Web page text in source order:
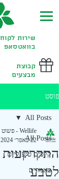
שירות
בוואטסאפ
קבוצת
מבצעים
פוסט
All Posts
קלפים טיפוליים
מאמרים
All Posts
התקרקעות
לטבע
Wellife - פשוט בריאות
22 באפר׳ 2024